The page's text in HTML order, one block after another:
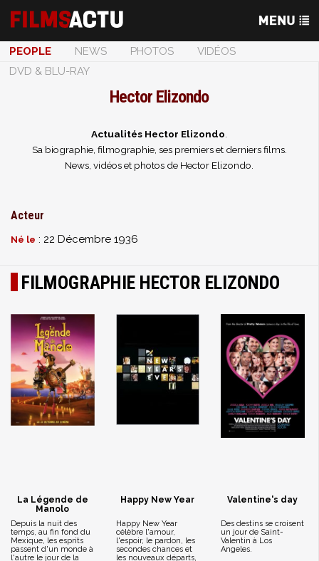
PEOPLE NEWS PHOTOS
VIDÉOS
DVD & BLU-RAY
Hector Elizondo
Actualités Hector Elizondo
Sa biographie, filmographie, ses premiers et derniers films.
News, vidéos et photos de Hector Elizondo.
Acteur
Né le : 22 Décembre 1936
FILMOGRAPHIE HECTOR ELIZONDO
La Légende de
Manolo
Depuis la nuit des
temps, au fin fond du
Mexique, les esprits
passent d'un monde à
l'autre le jour de la
Happy New Year
Happy New Year
célèbre l'amour,
l'espoir, le pardon, les
secondes chances et
les nouveaux départs,
Valentine's day
Des destins se croisent
un jour de Saint-
Valentin à Los
Angeles.